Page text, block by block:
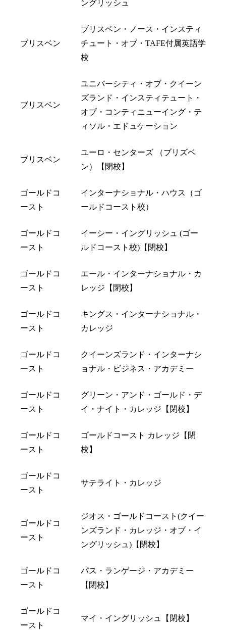
ングリッシュ
ブリスベン
ブリスベン・ノース・インスティ
チュート・オブ・TAFE付属英語学
校
ブリスベン
ユニバーシティ・オブ・クイーン
ズランド・インスティテュート・
オブ・コンティニューイング・テ
ィソル・エドュケーション
ブリスベン
ユーロ・センターズ （ブリズベ
ン）【閉校】
ゴールドコ
ースト
インターナショナル・ハウス（ゴ
ールドコースト校）
ゴールドコ
ースト
イーシー・イングリッシュ (ゴー
ルドコースト校)【閉校】
ゴールドコ
ースト
エール・インターナショナル・カ
レッジ【閉校】
ゴールドコ
ースト
キングス・インターナショナル・
カレッジ
ゴールドコ
ースト
クイーンズランド・インターナシ
ョナル・ビジネス・アカデミー
ゴールドコ
ースト
グリーン・アンド・ゴールド・デ
イ・ナイト・カレッジ【閉校】
ゴールドコ
ースト
ゴールドコースト カレッジ【閉
校】
ゴールドコ
ースト
サテライト・カレッジ
ゴールドコ
ースト
ジオス・ゴールドコースト(クイー
ンズランド・カレッジ・オブ・イ
ングリッシュ)【閉校】
ゴールドコ
ースト
パス・ランゲージ・アカデミー
【閉校】
ゴールドコ
ースト
マイ・イングリッシュ【閉校】